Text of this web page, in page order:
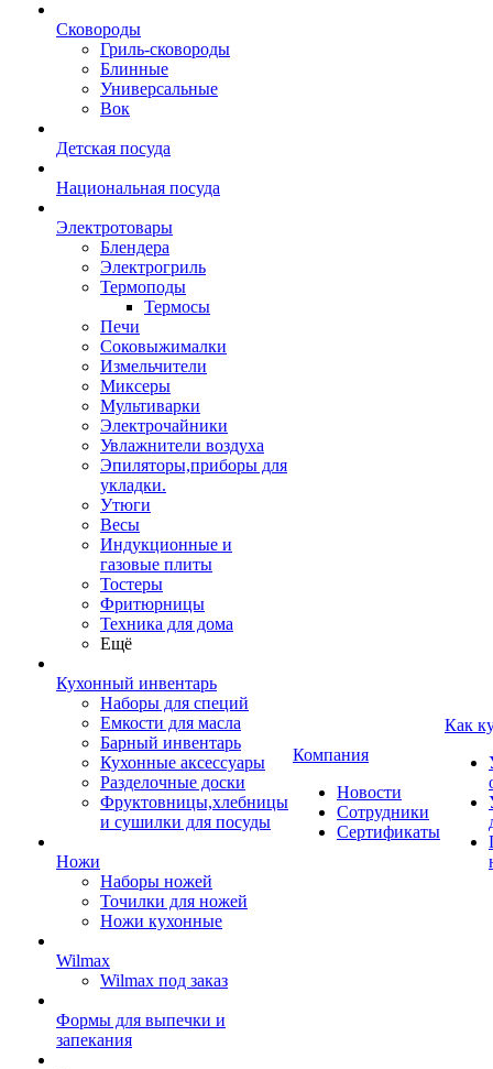
Сковороды
Гриль-сковороды
Блинные
Универсальные
Вок
Детская посуда
Национальная посуда
Электротовары
Блендера
Электрогриль
Термоподы
Термосы
Печи
Соковыжималки
Измельчители
Миксеры
Мультиварки
Электрочайники
Увлажнители воздуха
Эпиляторы,приборы для
укладки.
Утюги
Весы
Индукционные и
газовые плиты
Тостеры
Фритюрницы
Техника для дома
Ещё
Кухонный инвентарь
Наборы для специй
Емкости для масла
Барный инвентарь
Кухонные аксессуары
Разделочные доски
Фруктовницы,хлебницы
и сушилки для посуды
Ножи
Наборы ножей
Точилки для ножей
Ножи кухонные
Wilmax
Wilmax под заказ
Формы для выпечки и
запекания
Компания
Новости
Сотрудники
Сертификаты
Как